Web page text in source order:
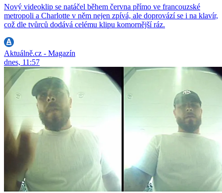
Nový videoklip se natáčel během června přímo ve francouzské
metropoli a Charlotte v něm nejen zpívá, ale doprovází se i na klavír,
což dle tvůrců dodává celému klipu komornější ráz.
Aktuálně.cz - Magazín
dnes, 11:57